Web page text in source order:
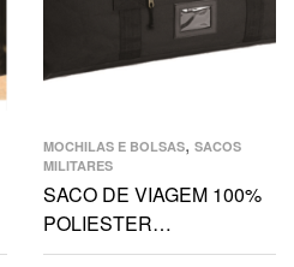
MOCHILAS E BOLSAS, SACOS
MILITARES
SACO DE VIAGEM 100%
POLIESTER
77X36X26CM